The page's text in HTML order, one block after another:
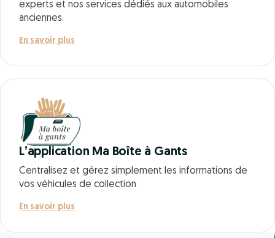
experts et nos services dédiés aux automobiles
anciennes.
En savoir plus
L’application Ma Boîte à Gants
Centralisez et gérez simplement les informations de
vos véhicules de collection
En savoir plus